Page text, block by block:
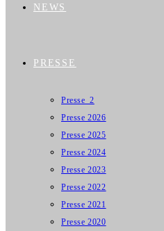
NEWS
PRESSE
Presse_2
Presse 2026
Presse 2025
Presse 2024
Presse 2023
Presse 2022
Presse 2021
Presse 2020